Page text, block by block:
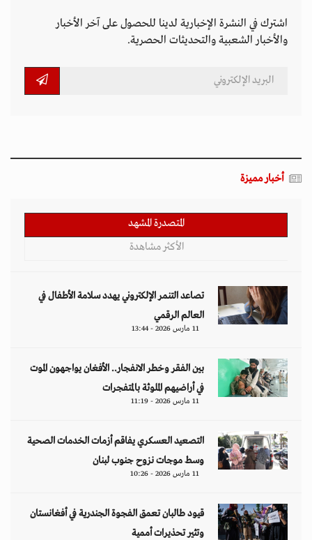
اشترك في النشرة الإخبارية لدينا للحصول على آخر الأخبار
والأخبار الشعبية والتحديثات الحصرية.
أخبار مميزة
المتصدرة المشهد
الأكثر مشاهدة
تصاعد التنمر الإلكتروني يهدد سلامة الأطفال في
العالم الرقمي
11 مارس 2026 - 13:44
بين الفقر وخطر الانفجار.. الأفغان يواجهون الموت
في أراضيهم الملوثة بالمتفجرات
11 مارس 2026 - 11:19
التصعيد العسكري يفاقم أزمات الخدمات الصحية
وسط موجات نزوح جنوب لبنان
11 مارس 2026 - 10:26
قيود طالبان تعمق الفجوة الجندرية في أفغانستان
وتثير تحذيرات أممية